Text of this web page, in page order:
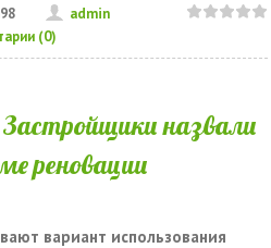
admin
(0)
назвали
реновации
вариант использования